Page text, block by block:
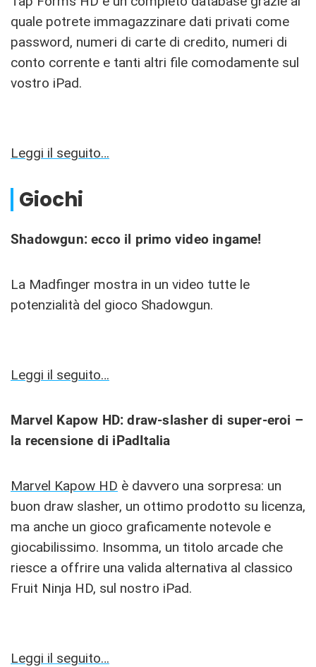
quale potrete immagazzinare dati privati come
password, numeri di carte di credito, numeri di
conto corrente e tanti altri file comodamente sul
vostro iPad.
Leggi il seguito…
Giochi
Shadowgun: ecco il primo video ingame!
La Madfinger mostra in un video tutte le
potenzialità del gioco Shadowgun.
Leggi il seguito…
Marvel Kapow HD: draw-slasher di super-eroi –
la recensione di iPadItalia
Marvel Kapow HD è davvero una sorpresa: un
buon draw slasher, un ottimo prodotto su licenza,
ma anche un gioco graficamente notevole e
giocabilissimo. Insomma, un titolo arcade che
riesce a offrire una valida alternativa al classico
Fruit Ninja HD, sul nostro iPad.
Leggi il seguito…